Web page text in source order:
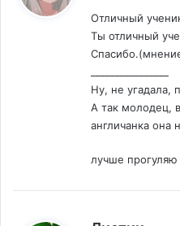
Отличный
Ты отличный
Ну, не угадала,
А так молодец,
англичанка она
лучше прогуляю